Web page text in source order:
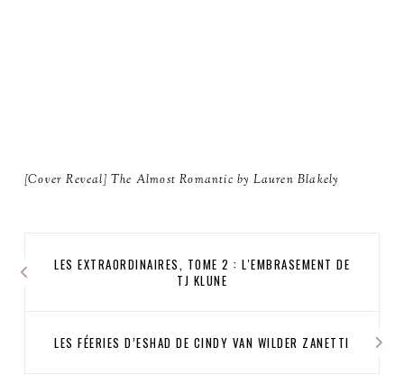
[Cover Reveal] The Almost Romantic by Lauren Blakely
LES EXTRAORDINAIRES, TOME 2 : L'EMBRASEMENT DE
TJ KLUNE
LES FÉERIES D’ESHAD DE CINDY VAN WILDER ZANETTI